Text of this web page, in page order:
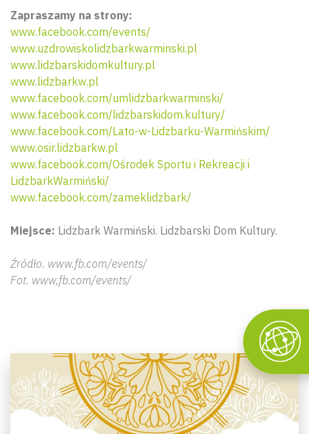
Zapraszamy na strony:
www.facebook.com/events/
www.uzdrowiskolidzbarkwarminski.pl
www.lidzbarskidomkultury.pl
www.lidzbarkw.pl
www.facebook.com/umlidzbarkwarminski/
www.facebook.com/lidzbarskidom.kultury/
www.facebook.com/Lato-w-Lidzbarku-Warmińskim/
www.osir.lidzbarkw.pl
www.facebook.com/Ośrodek Sportu i Rekreacji i
LidzbarkWarmiński/
www.facebook.com/zameklidzbark/
Miejsce: Lidzbark Warmiński. Lidzbarski Dom Kultury.
Źródło. www.fb.com/events/
Fot. www,fb.com/events/